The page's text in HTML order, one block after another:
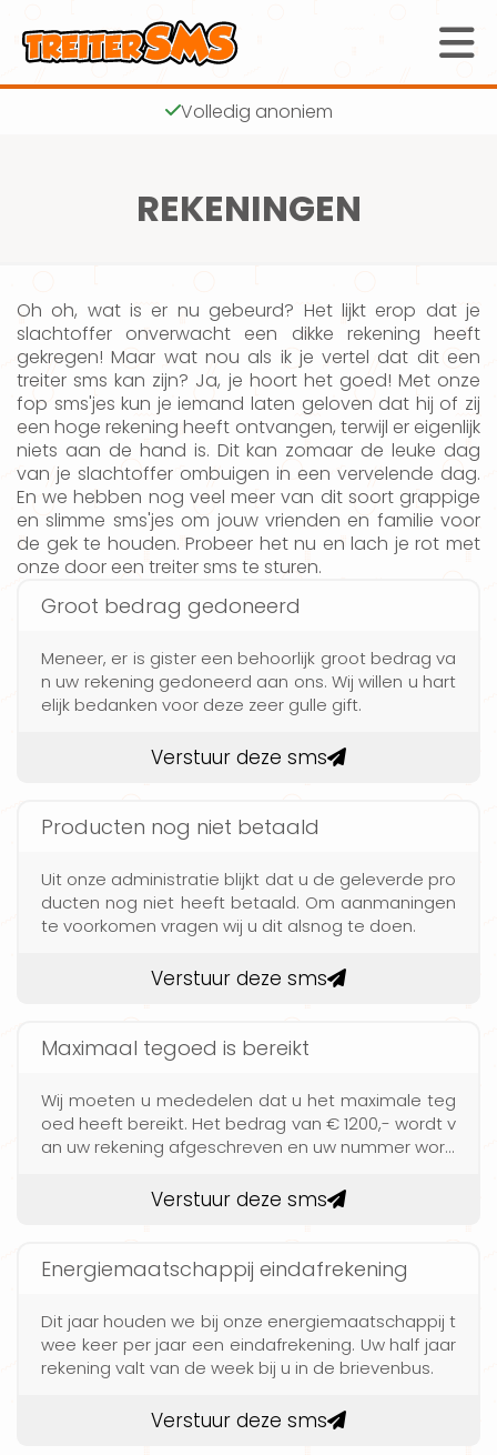
Volledig anoniem
REKENINGEN
Oh oh, wat is er nu gebeurd? Het lijkt erop dat je
slachtoffer onverwacht een dikke rekening heeft
gekregen! Maar wat nou als ik je vertel dat dit een
treiter sms kan zijn? Ja, je hoort het goed! Met onze
fop sms'jes kun je iemand laten geloven dat hij of zij
een hoge rekening heeft ontvangen, terwijl er eigenlijk
niets aan de hand is. Dit kan zomaar de leuke dag
van je slachtoffer ombuigen in een vervelende dag.
En we hebben nog veel meer van dit soort grappige
en slimme sms'jes om jouw vrienden en familie voor
de gek te houden. Probeer het nu en lach je rot met
onze door een treiter sms te sturen.
Groot bedrag gedoneerd
Meneer, er is gister een behoorlijk groot bedrag va
n uw rekening gedoneerd aan ons. Wij willen u hart
elijk bedanken voor deze zeer gulle gift.
Verstuur deze sms
Producten nog niet betaald
Uit onze administratie blijkt dat u de geleverde pro
ducten nog niet heeft betaald. Om aanmaningen
te voorkomen vragen wij u dit alsnog te doen.
Verstuur deze sms
Maximaal tegoed is bereikt
Wij moeten u mededelen dat u het maximale teg
oed heeft bereikt. Het bedrag van € 1200,- wordt v
an uw rekening afgeschreven en uw nummer word
Verstuur deze sms
Energiemaatschappij eindafrekening
Dit jaar houden we bij onze energiemaatschappij t
wee keer per jaar een eindafrekening. Uw half jaar
rekening valt van de week bij u in de brievenbus.
Verstuur deze sms